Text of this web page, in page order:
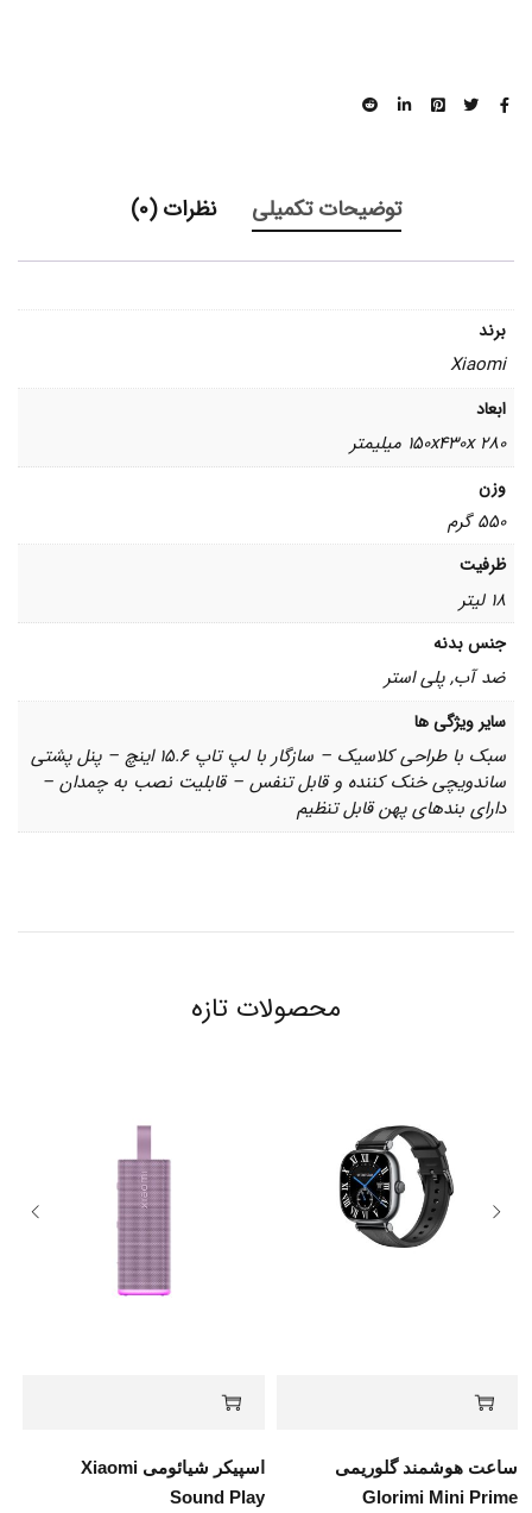
توضیحات تکمیلی نظرات (0)
برند
Xiaomi
ابعاد
280 150x430x میلیمتر
وزن
550 گرم
ظرفیت
18 لیتر
جنس بدنه
ضد آب, پلی استر
سایر ویژگی ها
سبک با طراحی كلاسيک – سازگار با لپ تاپ 15.6 اینچ – پنل پشتی
ساندویچی خنک کننده و قابل تنفس – قابلیت نصب به چمدان –
دارای بندهای پهن قابل تنظیم
محصولات تازه
ساعت هوشمند گلوریمی
Glorimi Mini Prime
اسپیکر شیائومی Xiaomi
Sound Play